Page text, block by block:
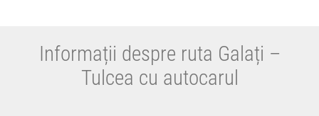
Informații despre ruta Galați –
Tulcea cu autocarul